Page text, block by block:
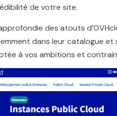
de votre site.
des atouts
dans leur catalogue
à vos ambitions et